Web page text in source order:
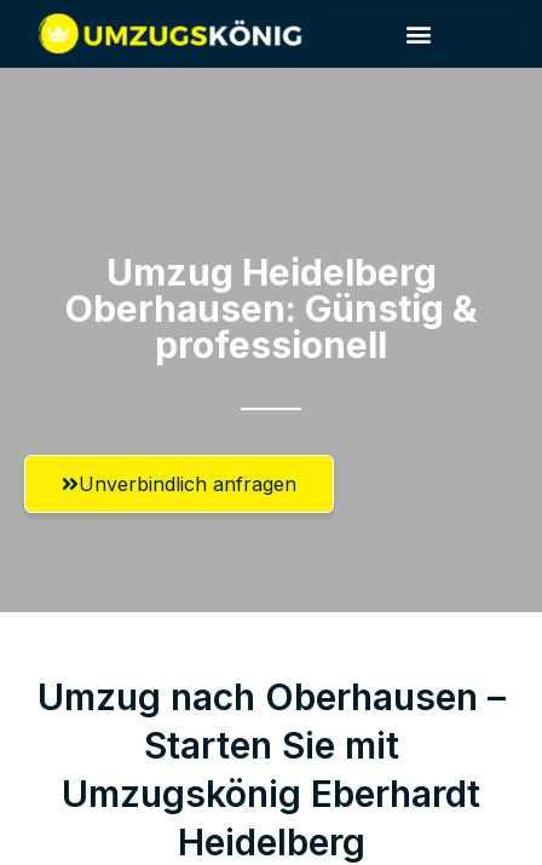
Umzug Heidelberg​
Oberhausen: Günstig &
professionell​
Unverbindlich anfragen
Umzug nach Oberhausen –
Starten Sie mit
Umzugskönig Eberhardt
Heidelberg